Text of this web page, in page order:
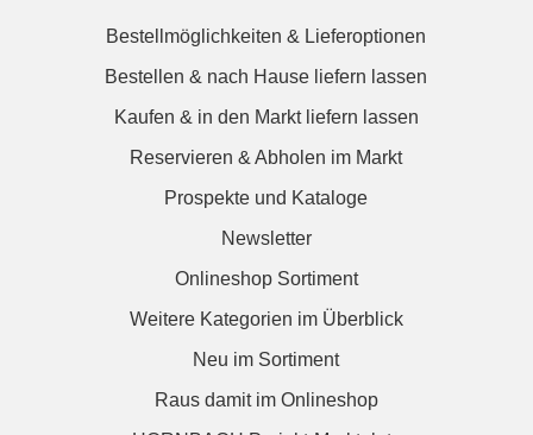
Bestellmöglichkeiten & Lieferoptionen
Bestellen & nach Hause liefern lassen
Kaufen & in den Markt liefern lassen
Reservieren & Abholen im Markt
Prospekte und Kataloge
Newsletter
Onlineshop Sortiment
Weitere Kategorien im Überblick
Neu im Sortiment
Raus damit im Onlineshop